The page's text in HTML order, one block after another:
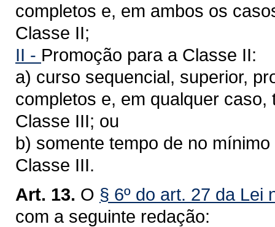
completos e, em ambos os
Classe II;
II - Promoção para a Classe II:
a) curso sequencial, superior,
completos e, em qualquer
Classe III; ou
b) somente tempo de no
Classe III.
Art. 13. O § 6º do art. 27 da Lei
com a seguinte redação: